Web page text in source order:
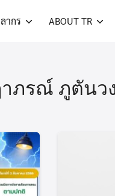
ากร ABOUT TR
ภรณ์ ภูตันว